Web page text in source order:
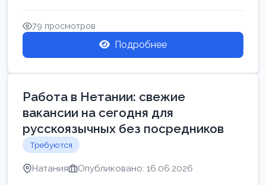
женщин от хозя...
79 просмотров
Подробнее
Работа в Нетании: свежие
вакансии на сегодня для
русскоязычных без посредников
Требуются
Натания Опубликовано: 16.06.2026